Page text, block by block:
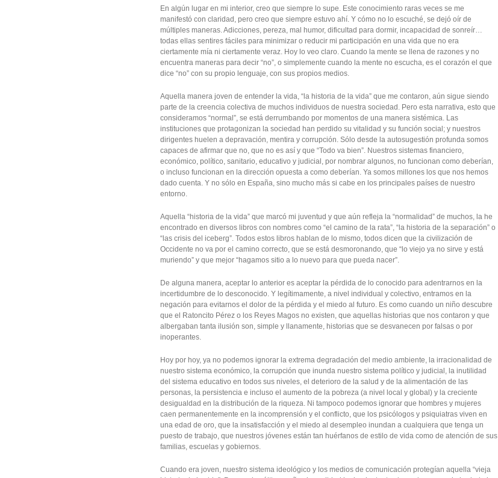
En algún lugar en mi interior, creo que siempre lo supe. Este conocimiento raras veces se me
manifestó con claridad, pero creo que siempre estuvo ahí. Y cómo no lo escuché, se dejó oír de
múltiples maneras. Adicciones, pereza, mal humor, dificultad para dormir, incapacidad de sonreír…
todas ellas sentires fáciles para minimizar o reducir mi participación en una vida que no era
ciertamente mía ni ciertamente veraz. Hoy lo veo claro. Cuando la mente se llena de razones y no
encuentra maneras para decir “no”, o simplemente cuando la mente no escucha, es el corazón el que
dice “no” con su propio lenguaje, con sus propios medios.
Aquella manera joven de entender la vida, “la historia de la vida” que me contaron, aún sigue siendo
parte de la creencia colectiva de muchos individuos de nuestra sociedad. Pero esta narrativa, esto que
consideramos “normal”, se está derrumbando por momentos de una manera sistémica. Las
instituciones que protagonizan la sociedad han perdido su vitalidad y su función social; y nuestros
dirigentes huelen a depravación, mentira y corrupción. Sólo desde la autosugestión profunda somos
capaces de afirmar que no, que no es así y que “Todo va bien”. Nuestros sistemas financiero,
económico, político, sanitario, educativo y judicial, por nombrar algunos, no funcionan como deberían,
o incluso funcionan en la dirección opuesta a como deberían. Ya somos millones los que nos hemos
dado cuenta. Y no sólo en España, sino mucho más si cabe en los principales países de nuestro
entorno.
Aquella “historia de la vida” que marcó mi juventud y que aún refleja la “normalidad” de muchos, la he
encontrado en diversos libros con nombres como “el camino de la rata”, “la historia de la separación” o
“las crisis del iceberg”. Todos estos libros hablan de lo mismo, todos dicen que la civilización de
Occidente no va por el camino correcto, que se está desmoronando, que “lo viejo ya no sirve y está
muriendo” y que mejor “hagamos sitio a lo nuevo para que pueda nacer”.
De alguna manera, aceptar lo anterior es aceptar la pérdida de lo conocido para adentrarnos en la
incertidumbre de lo desconocido. Y legítimamente, a nivel individual y colectivo, entramos en la
negación para evitarnos el dolor de la pérdida y el miedo al futuro. Es como cuando un niño descubre
que el Ratoncito Pérez o los Reyes Magos no existen, que aquellas historias que nos contaron y que
albergaban tanta ilusión son, simple y llanamente, historias que se desvanecen por falsas o por
inoperantes.
Hoy por hoy, ya no podemos ignorar la extrema degradación del medio ambiente, la irracionalidad de
nuestro sistema económico, la corrupción que inunda nuestro sistema político y judicial, la inutilidad
del sistema educativo en todos sus niveles, el deterioro de la salud y de la alimentación de las
personas, la persistencia e incluso el aumento de la pobreza (a nivel local y global) y la creciente
desigualdad en la distribución de la riqueza. Ni tampoco podemos ignorar que hombres y mujeres
caen permanentemente en la incomprensión y el conflicto, que los psicólogos y psiquiatras viven en
una edad de oro, que la insatisfacción y el miedo al desempleo inundan a cualquiera que tenga un
puesto de trabajo, que nuestros jóvenes están tan huérfanos de estilo de vida como de atención de sus
familias, escuelas y gobiernos.
Cuando era joven, nuestro sistema ideológico y los medios de comunicación protegían aquella “vieja